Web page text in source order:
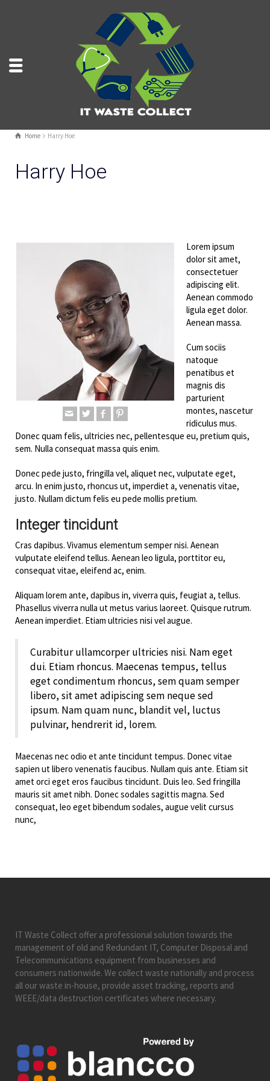
Home Harry Hoe
Harry Hoe
Lorem ipsum
dolor sit amet,
consectetuer
adipiscing elit.
Aenean commodo
ligula eget dolor.
Aenean massa.
Cum sociis
natoque
penatibus et
magnis dis
parturient
montes, nascetur
ridiculus mus.
Donec quam felis, ultricies nec, pellentesque eu, pretium quis,
sem. Nulla consequat massa quis enim.
Donec pede justo, fringilla vel, aliquet nec, vulputate eget,
arcu. In enim justo, rhoncus ut, imperdiet a, venenatis vitae,
justo. Nullam dictum felis eu pede mollis pretium.
Integer tincidunt
Cras dapibus. Vivamus elementum semper nisi. Aenean
vulputate eleifend tellus. Aenean leo ligula, porttitor eu,
consequat vitae, eleifend ac, enim.
Aliquam lorem ante, dapibus in, viverra quis, feugiat a, tellus.
Phasellus viverra nulla ut metus varius laoreet. Quisque rutrum.
Aenean imperdiet. Etiam ultricies nisi vel augue.
Curabitur ullamcorper ultricies nisi. Nam eget
dui. Etiam rhoncus. Maecenas tempus, tellus
eget condimentum rhoncus, sem quam semper
libero, sit amet adipiscing sem neque sed
ipsum. Nam quam nunc, blandit vel, luctus
pulvinar, hendrerit id, lorem.
Maecenas nec odio et ante tincidunt tempus. Donec vitae
sapien ut libero venenatis faucibus. Nullam quis ante. Etiam sit
amet orci eget eros faucibus tincidunt. Duis leo. Sed fringilla
mauris sit amet nibh. Donec sodales sagittis magna. Sed
consequat, leo eget bibendum sodales, augue velit cursus
nunc,
IT Waste Collect offer a professional solution towards the
management of old and Redundant IT, Computer Disposal and
Telecommunications equipment from businesses and
consumers nationwide. We collect waste nationally and process
all our waste in-house, provide asset tracking, reports and
WEEE/data destruction certificates where necessary.